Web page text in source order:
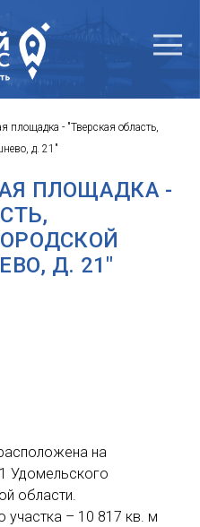
площадка - "Тверская область,
д. 21"
ПЛОЩАДКА -
Д. 21"
на
Удомельского
области.
– 10 817 кв. м